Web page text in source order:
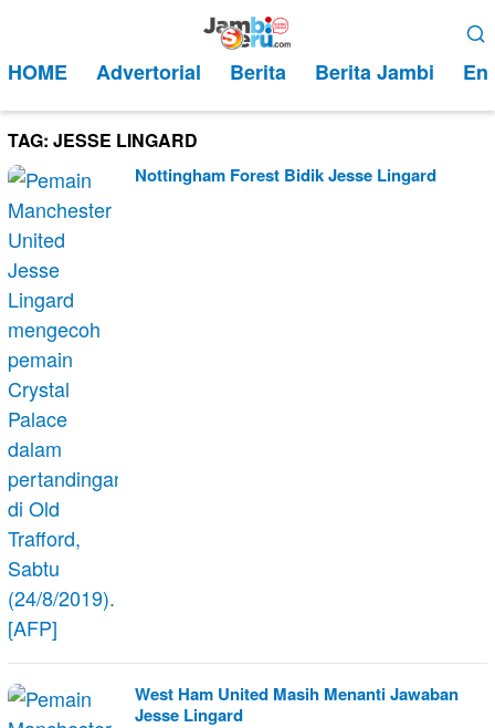
kontenMobile
HOME Advertorial Berita Berita Jambi
TAG: JESSE LINGARD
Nottingham Forest Bidik Jesse Lingard
West Ham United Masih Menanti Jawaban
Jesse Lingard